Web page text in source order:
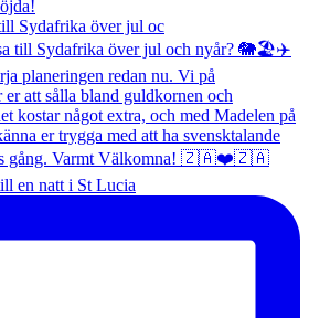
Sydafrika över jul oc
en natt i St Lucia